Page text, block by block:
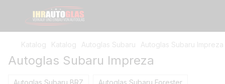
Katalog Katalog Autoglas Subaru Autoglas Subaru Impreza
Autoglas Subaru Impreza
Autoglas Subaru BRZ Autoglas Subaru Forester